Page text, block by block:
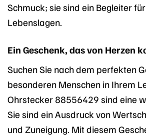
Schmuck; sie sind ein Begleiter
Lebenslagen.
Ein Geschenk, das von Herzen
Suchen Sie nach dem perfekten
besonderen Menschen in Ihrem
Ohrstecker 88556429 sind eine
Sie sind ein Ausdruck von
und Zuneigung. Mit diesem